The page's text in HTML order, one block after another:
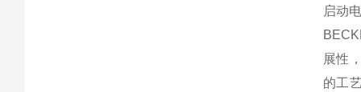
启动
展性
的工